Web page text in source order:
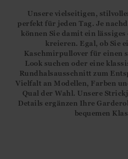
Unsere vielseitigen,
perfekt für jeden Tag. Je
können Sie damit ein
kreieren. Egal, ob Sie
Kaschmirpullover für einen
Look suchen oder eine
Rundhalsausschnitt zum
Vielfalt an Modellen, Farben
Qual der Wahl. Unsere
Details ergänzen Ihre
bequemen